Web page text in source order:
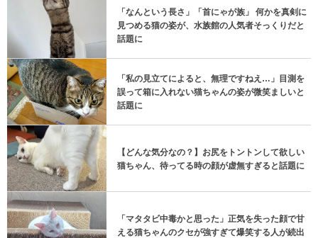
「なんという長さ」「首にゃが族」 何かを真剣に
見つめる猫の姿が、水族館の人気者そっくりだと
話題に
「私の見立てによると、無理ですねえ…」目測を
誤って箱に入れない猫ちゃんの姿が微笑ましいと
話題に
【どんな気分なの？】お尻をトントンして欲しい
猫ちゃん、待ってる時の顔が虚無すぎると話題に
「マタタビ中毒かと思った」正気を失った顔で甘
える猫ちゃんのクセが強すぎて爆笑する人が続出